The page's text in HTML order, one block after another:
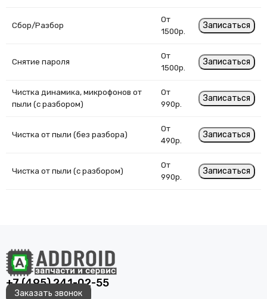
Сбор/Разбор
От
1500р.
Записаться
Снятие пароля
От
1500р.
Записаться
Чистка динамика, микрофонов от
пыли (с разбором)
От
990р.
Записаться
Чистка от пыли (без разбора)
От
490р.
Записаться
Чистка от пыли (с разбором)
От
990р.
Записаться
+7 (495) 241-02-55
Заказать звонок